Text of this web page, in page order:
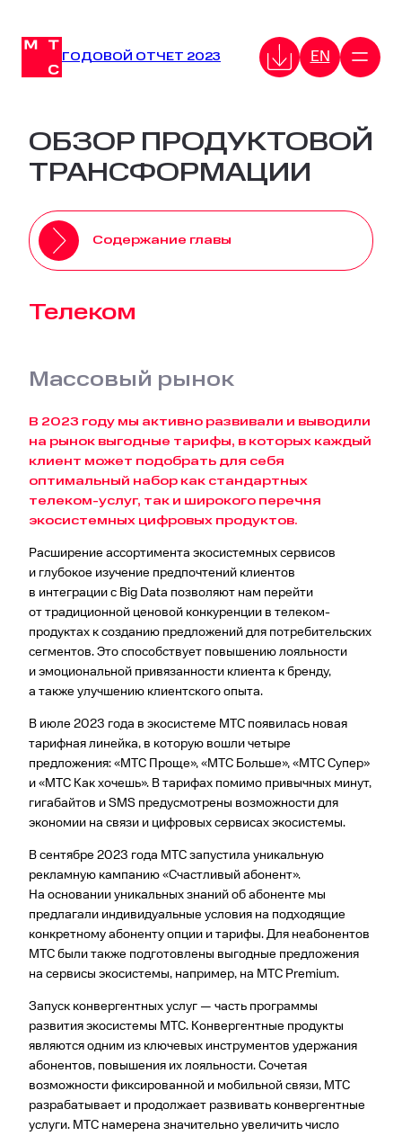
содержимомуГОДОВОЙ ОТЧЕТ 2023 EN
ОБЗОР ПРОДУКТОВОЙ
ТРАНСФОРМАЦИИ
Содержание главы
Телеком
Массовый рынок
В 2023 году мы активно развивали и выводили
на рынок выгодные тарифы, в которых каждый
клиент может подобрать для себя
оптимальный набор как стандартных
телеком-услуг, так и широкого перечня
экосистемных цифровых продуктов.
Расширение ассортимента экосистемных сервисов
и глубокое изучение предпочтений клиентов
в интеграции с Big Data позволяют нам перейти
от традиционной ценовой конкуренции в телеком-
продуктах к созданию предложений для потребительских
сегментов. Это способствует повышению лояльности
и эмоциональной привязанности клиента к бренду,
а также улучшению клиентского опыта.
В июле 2023 года в экосистеме МТС появилась новая
тарифная линейка, в которую вошли четыре
предложения: «МТС Проще», «МТС Больше», «МТС Супер»
и «МТС Как хочешь». В тарифах помимо привычных минут,
гигабайтов и SMS предусмотрены возможности для
экономии на связи и цифровых сервисах экосистемы.
В сентябре 2023 года МТС запустила уникальную
рекламную кампанию «Счастливый абонент».
На основании уникальных знаний об абоненте мы
предлагали индивидуальные условия на подходящие
конкретному абоненту опции и тарифы. Для неабонентов
МТС были также подготовлены выгодные предложения
на сервисы экосистемы, например, на МТС Premium.
Запуск конвергентных услуг — часть программы
развития экосистемы МТС. Конвергентные продукты
являются одним из ключевых инструментов удержания
абонентов, повышения их лояльности. Сочетая
возможности фиксированной и мобильной связи, МТС
разрабатывает и продолжает развивать конвергентные
услуги. МТС намерена значительно увеличить число